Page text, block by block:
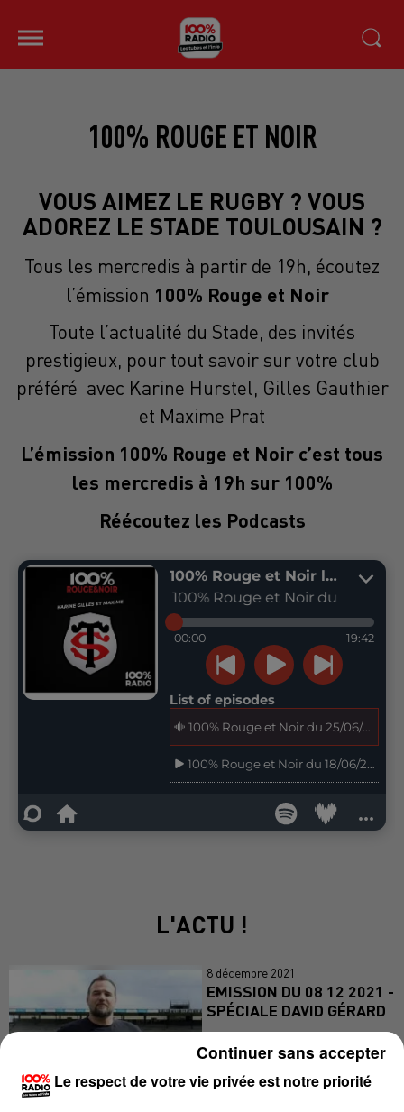
100% ROUGE ET NOIR
VOUS AIMEZ LE RUGBY ? VOUS
ADOREZ LE STADE TOULOUSAIN ?
Tous les mercredis à partir de 19h, écoutez
l’émission 100% Rouge et Noir
Toute l’actualité du Stade, des invités
prestigieux, pour tout savoir sur votre club
préféré avec Karine Hurstel, Gilles Gauthier
et Maxime Prat
L’émission 100% Rouge et Noir c’est tous
les mercredis à 19h sur 100%
Réécoutez les Podcasts
L'ACTU !
8 décembre 2021
EMISSION DU 08 12 2021 -
SPÉCIALE DAVID GÉRARD
Le respect de votre vie privée est notre priorité
Continuer sans accepter